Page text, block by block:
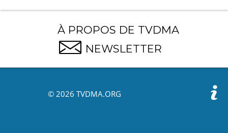
À PROPOS DE TVDMA
NEWSLETTER
© 2026 TVDMA.ORG